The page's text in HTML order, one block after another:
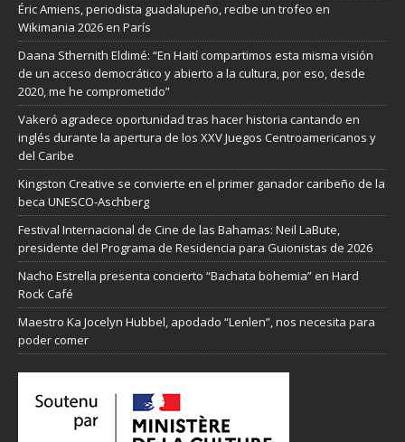
Éric Amiens, periodista guadalupeño, recibe un trofeo en
Wikimania 2026 en París
Daana Sthernith Eldimé: “En Haití compartimos esta misma visión
de un acceso democrático y abierto a la cultura, por eso, desde
2020, me he comprometido”
Vakeró agradece oportunidad tras hacer historia cantando en
inglés durante la apertura de los XXV Juegos Centroamericanos y
del Caribe
Kingston Creative se convierte en el primer ganador caribeño de la
beca UNESCO-Aschberg
Festival Internacional de Cine de las Bahamas: Neil LaBute,
presidente del Programa de Residencia para Guionistas de 2026
Nacho Estrella presenta concierto “Bachata bohemia” en Hard
Rock Café
Maestro Ka Jocelyn Hubbel, apodado “Lenlen”, nos necesita para
poder comer